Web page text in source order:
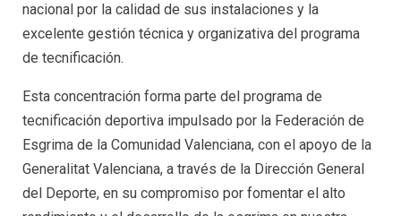
nacional por la calidad de sus instalaciones y la
excelente gestión técnica y organizativa del programa
de tecnificación.
Esta concentración forma parte del programa de
tecnificación deportiva impulsado por la Federación de
Esgrima de la Comunidad Valenciana, con el apoyo de la
Generalitat Valenciana, a través de la Dirección General
del Deporte, en su compromiso por fomentar el alto